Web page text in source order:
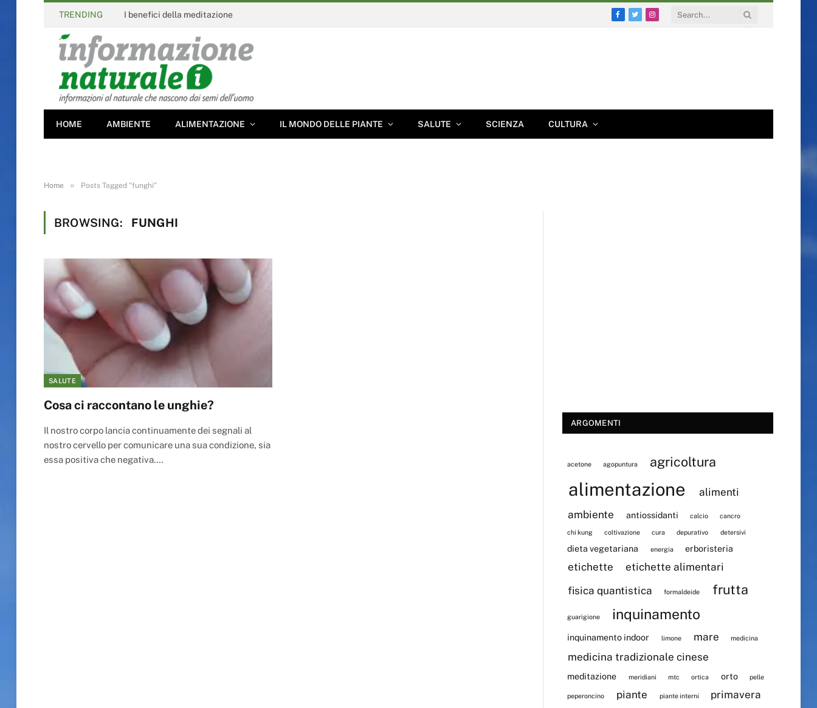
TRENDING I benefici della meditazione
Facebook
TwitterInstagram
HOME AMBIENTE ALIMENTAZIONE IL MONDO DELLE PIANTE SALUTE SCIENZA CULTURA
Home » Posts Tagged "funghi"
BROWSING: FUNGHI
SALUTE
Cosa ci raccontano le unghie?
Il nostro corpo lancia continuamente dei segnali al
nostro cervello per comunicare una sua condizione, sia
essa positiva che negativa.…
ARGOMENTI
acetone agopuntura agricoltura
alimentazione
alimenti
ambiente
antiossidanti calcio cancro
chi kung coltivazione cura depurativo detersivi
dieta vegetariana energia erboristeria
etichette
etichette alimentari
fisica quantistica
formaldeide frutta
guarigione inquinamento
inquinamento indoor limone mare medicina
medicina tradizionale cinese
meditazione meridiani mtc ortica orto pelle
peperoncino piante piante interni primavera